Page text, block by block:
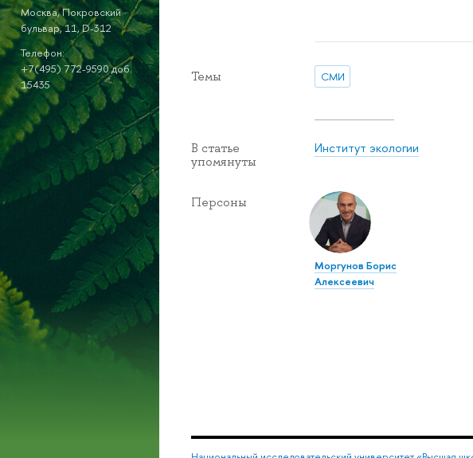
Москва, Покровский
бульвар, 11, D-312
Телефон:
+7(495) 772-9590 доб.
15435
Темы СМИ
В статье
упомянуты
Институт экологии
Персоны
Моргунов Борис
Алексеевич